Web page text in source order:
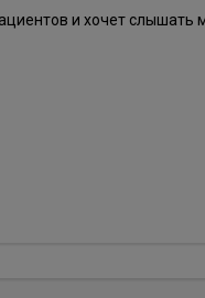
и хочет слышать